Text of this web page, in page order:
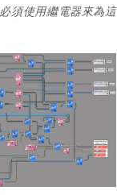
須使用繼電器來為這